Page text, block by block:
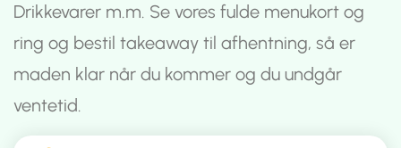
Drikkevarer m.m. Se vores fulde menukort og
ring og bestil takeaway til afhentning, så er
maden klar når du kommer og du undgår
ventetid.